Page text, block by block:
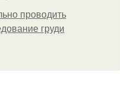
проводить
груди